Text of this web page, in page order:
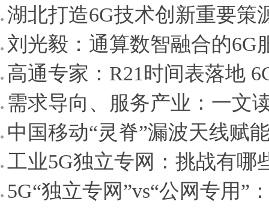
湖北打造6G技术创新重要策
刘光毅：通算数智融合的6G
高通专家：R21时间表落地
需求导向、服务产业：一文
中国移动“灵脊”漏波天线赋
工业5G独立专网：挑战有哪
5G“独立专网”vs“公网专用”